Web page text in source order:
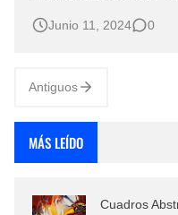
creatividad no conoce
Junio 11, 2024 0
Antiguos
MÁS LEÍDO
Cuadros